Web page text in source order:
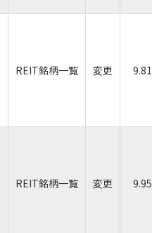
REIT銘柄一覧 変更 9.81
REIT銘柄一覧 変更 9.95